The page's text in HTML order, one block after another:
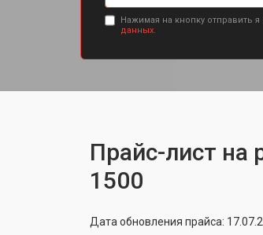
Нажимая на кнопку отправить
данных.
Прайс-лист на
1500
Дата обновления прайса: